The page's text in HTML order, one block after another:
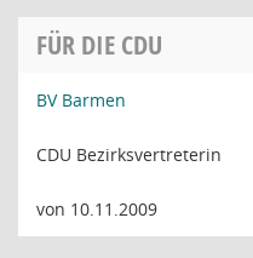
FÜR DIE CDU
BV Barmen
CDU Bezirksvertreterin
von 10.11.2009